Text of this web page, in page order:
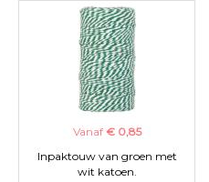
Vanaf € 0,85
Inpaktouw van groen met
wit katoen.